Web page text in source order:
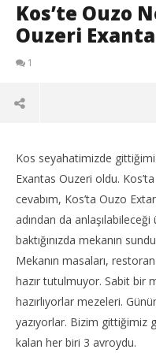
Kos’te Ouzo
Ouzeri
1
Kos seyahatimizde
Exantas Ouzeri oldu.
cevabım, Kos’ta Ouzo
adından da anlaşılabileceği
baktığınızda mekanın
Mekanın masaları,
hazır tutulmuyor. Sabit bir
hazırlıyorlar mezeleri.
yazıyorlar. Bizim gittiğimiz
kalan her biri 3 avroydu.